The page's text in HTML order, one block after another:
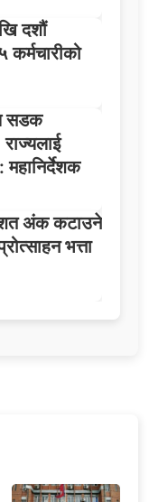
दशौं
सडक
अंक कटाउने
भत्ता